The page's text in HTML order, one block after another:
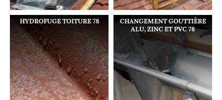
HYDROFUGE TOITURE 78
CHANGEMENT GOUTTIÈRE
ALU, ZINC ET PVC 78